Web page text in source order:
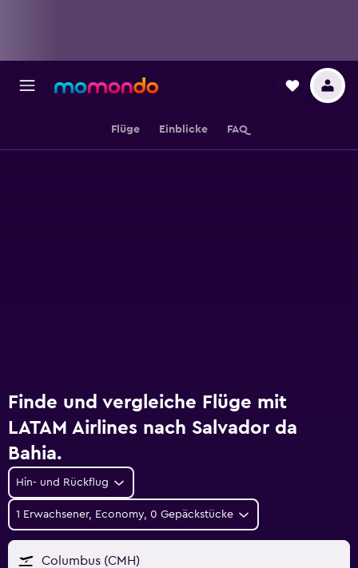
Flüge Einblicke FAQ
Finde und vergleiche Flüge mit
LATAM Airlines nach Salvador da
Bahia.
Hin- und Rückflug
1 Erwachsener, Economy, 0 Gepäckstücke
Columbus (CMH)